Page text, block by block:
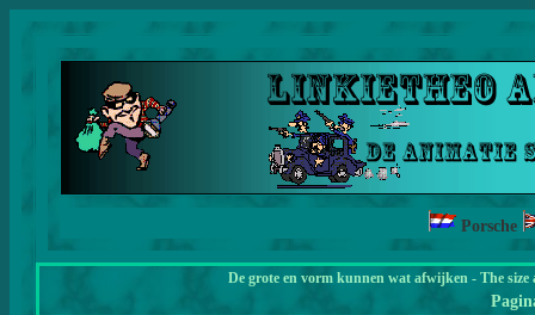
Porsche
De grote en vorm kunnen wat afwijken - The